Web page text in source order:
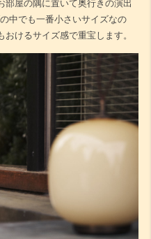
部屋の隅に置いて奥行きの演出
中でも一番小さいサイズなの
けるサイズ感で重宝します。